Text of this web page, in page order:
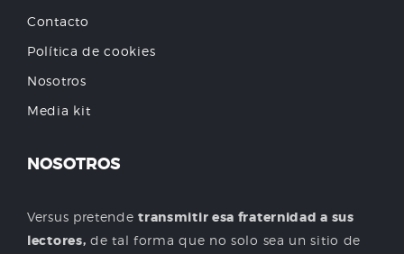
Contacto
Política de cookies
Nosotros
Media kit
NOSOTROS
Versus pretendetransmitir esa fraternidad a sus
lectores, de tal forma que no solo sea un sitio de